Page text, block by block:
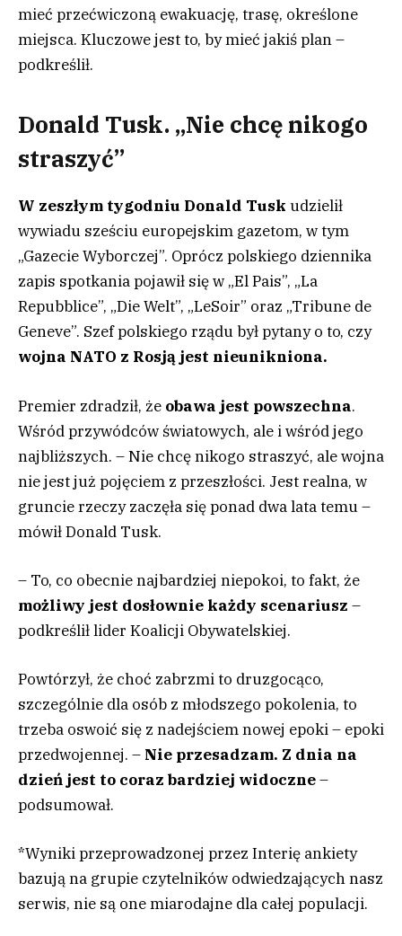
mieć przećwiczoną ewakuację, trasę, określone
miejsca. Kluczowe jest to, by mieć jakiś plan –
podkreślił.
Donald Tusk. „Nie chcę nikogo
straszyć”
W zeszłym tygodniu Donald Tusk udzielił
wywiadu sześciu europejskim gazetom, w tym
„Gazecie Wyborczej”. Oprócz polskiego dziennika
zapis spotkania pojawił się w „El Pais”, „La
Repubblice”, „Die Welt”, „LeSoir” oraz „Tribune de
Geneve”. Szef polskiego rządu był pytany o to, czy
wojna NATO z Rosją jest nieunikniona.
Premier zdradził, że obawa jest powszechna.
Wśród przywódców światowych, ale i wśród jego
najbliższych. – Nie chcę nikogo straszyć, ale wojna
nie jest już pojęciem z przeszłości. Jest realna, w
gruncie rzeczy zaczęła się ponad dwa lata temu –
mówił Donald Tusk.
– To, co obecnie najbardziej niepokoi, to fakt, że
możliwy jest dosłownie każdy scenariusz –
podkreślił lider Koalicji Obywatelskiej.
Powtórzył, że choć zabrzmi to druzgocąco,
szczególnie dla osób z młodszego pokolenia, to
trzeba oswoić się z nadejściem nowej epoki – epoki
przedwojennej. – Nie przesadzam. Z dnia na
dzień jest to coraz bardziej widoczne–
podsumował.
*Wyniki przeprowadzonej przez Interię ankiety
bazują na grupie czytelników odwiedzających nasz
serwis, nie są one miarodajne dla całej populacji.